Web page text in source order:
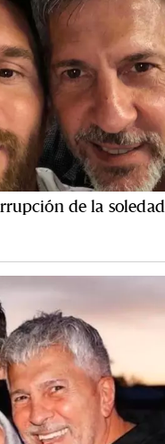
de la soledad